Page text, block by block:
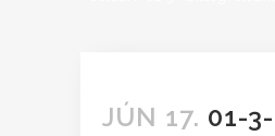
JÚN 17. 01-3-